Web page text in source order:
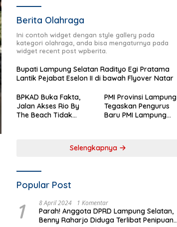
Berita Olahraga
Ini contoh widget dengan style gallery pada
kategori olahraga, anda bisa mengaturnya pada
widget recent post wpberita.
Bupati Lampung Selatan Radityo Egi Pratama
Lantik Pejabat Eselon II di bawah Flyover Natar
BPKAD Buka Fakta,
Jalan Akses Rio By
The Beach Tidak
PMI Provinsi Lampung
Tegaskan Pengurus
Baru PMI Lampung
Selengkapnya
Popular Post
1 8 April 2024 1 Komentar
Parah! Anggota DPRD Lampung Selatan,
Benny Raharjo Diduga Terlibat Penipuan